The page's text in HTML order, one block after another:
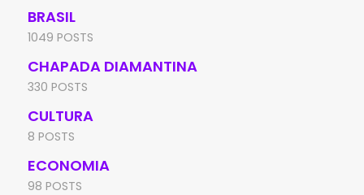
BRASIL
1049 POSTS
CHAPADA DIAMANTINA
330 POSTS
CULTURA
8 POSTS
ECONOMIA
98 POSTS